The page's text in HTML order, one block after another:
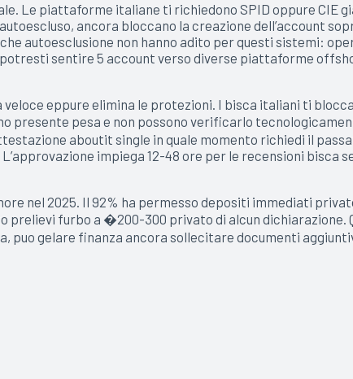
Le piattaforme italiane ti richiedono SPID oppure CIE
ancora bloccano la creazione dell’account
autoesclusione non hanno adito per questi sistemi:
sentire 5 account verso diverse piattaforme
eppure elimina le protezioni. I bisca italiani ti
pesa e non possono verificarlo
aboutit single in quale momento richiedi il
impiega 12-48 ore per le recensioni bisca
nel 2025. Il 92% ha permesso depositi immediati
prelievi furbo a �200-300 privato di alcun dichiarazione.
puo gelare finanza ancora sollecitare documenti